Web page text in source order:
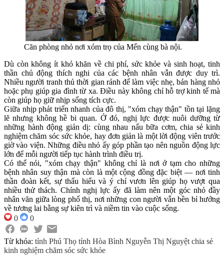
Căn phòng nhỏ nơi xóm trọ của Mến cùng bà nội.
Dù còn không ít khó khăn về chi phí, sức khỏe và sinh hoạt, tinh
thần chủ động thích nghi của các bệnh nhân vẫn được duy trì.
Nhiều người tranh thủ thời gian rảnh để làm việc nhẹ, bán hàng nhỏ
hoặc phụ giúp gia đình từ xa. Điều này không chỉ hỗ trợ kinh tế mà
còn giúp họ giữ nhịp sống tích cực.
Giữa nhịp phát triển nhanh của đô thị, "xóm chạy thận" tồn tại lặng
lẽ nhưng không hề bi quan. Ở đó, nghị lực được nuôi dưỡng từ
những hành động giản dị: cùng nhau nấu bữa cơm, chia sẻ kinh
nghiệm chăm sóc sức khỏe, hay đơn giản là một lời động viên trước
giờ vào viện. Những điều nhỏ ấy góp phần tạo nên nguồn động lực
lớn để mỗi người tiếp tục hành trình điều trị.
Có thể nói, "xóm chạy thận" không chỉ là nơi ở tạm cho những
bệnh nhân suy thận mà còn là một cộng đồng đặc biệt — nơi tinh
thần đoàn kết, sự thấu hiểu và ý chí vươn lên giúp họ vượt qua
nhiều thử thách. Chính nghị lực ấy đã làm nên một góc nhỏ đầy
nhân văn giữa lòng phố thị, nơi những con người vẫn bền bỉ hướng
về tương lai bằng sự kiên trì và niềm tin vào cuộc sống.
0
0
Từ khóa: tỉnh Phú Thọ tỉnh Hòa Bình Nguyễn Thị Nguyệt chia sẻ
kinh nghiệm chăm sóc sức khỏe